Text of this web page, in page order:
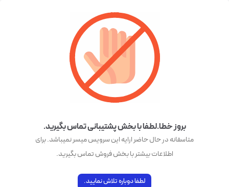
بروز خطا.لطفا با بخش پشتیبانی تماس بگیرید.
متاسفانه در حال حاضر ارایه این سرویس میسر نمیباشد. برای
اطلاعات بیشتر با بخش فروش تماس بگیرید.
لطفا دوباره تلاش نمایید.